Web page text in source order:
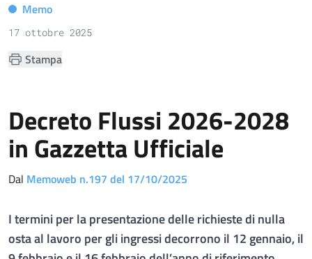
Memo
17 ottobre 2025
Stampa
Decreto Flussi 2026-2028
in Gazzetta Ufficiale
Dal Memoweb n.197 del 17/10/2025
I termini per la presentazione delle richieste di nulla
osta al lavoro per gli ingressi decorrono il 12 gennaio, il